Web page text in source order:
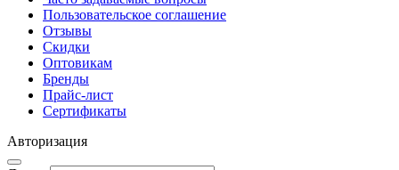
Пользовательское соглашение
Отзывы
Скидки
Оптовикам
Бренды
Прайс-лист
Сертификаты
Авторизация